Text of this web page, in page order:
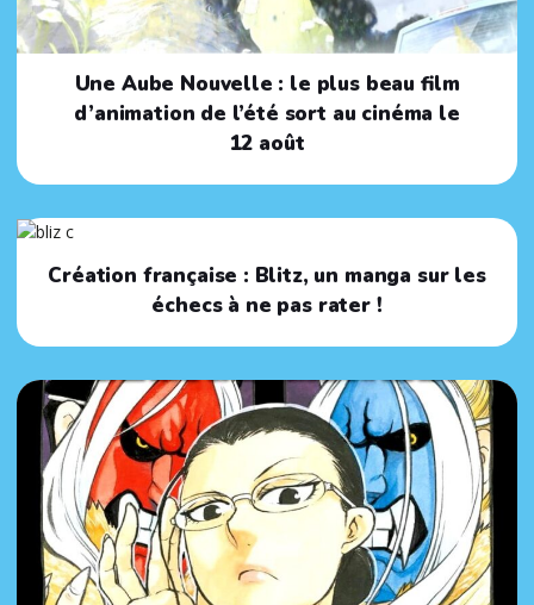
Une Aube Nouvelle : le plus beau film
d’animation de l’été sort au cinéma le
12 août
Création française : Blitz, un manga sur les
échecs à ne pas rater !